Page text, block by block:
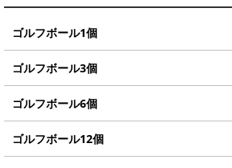
ゴルフボール1個
ゴルフボール3個
ゴルフボール6個
ゴルフボール12個